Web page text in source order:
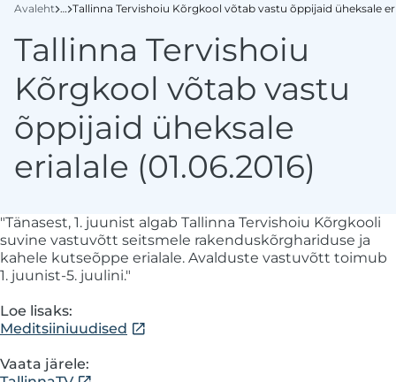
Avaleht … 2016
Tallinna Tervishoiu Kõrgkool võtab vastu õppijaid üheksale
Tallinna Tervishoiu
Kõrgkool võtab vastu
õppijaid üheksale
erialale (01.06.2016)
"Tänasest, 1. juunist algab Tallinna Tervishoiu Kõrgkooli
suvine vastuvõtt seitsmele rakenduskõrghariduse ja
kahele kutseõppe erialale. Avalduste vastuvõtt toimub
1. juunist-5. juulini."
Loe lisaks:
Meditsiiniuudised
Vaata järele: